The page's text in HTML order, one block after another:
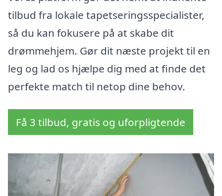
tilbud fra lokale tapetseringsspecialister,
så du kan fokusere på at skabe dit
drømmehjem. Gør dit næste projekt til en
leg og lad os hjælpe dig med at finde det
perfekte match til netop dine behov.
Få 3 tilbud, gratis og uforpligtende